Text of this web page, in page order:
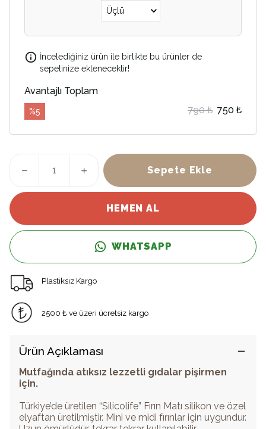
İncelediğiniz ürün ile birlikte bu ürünler de
sepetinize eklenecektir!
Avantajlı Toplam
%5 790 ₺ 750 ₺
Sepete Ekle
HEMEN AL
WHATSAPP
Plastiksiz Kargo
2500 ₺ ve üzeri ücretsiz kargo
Ürün Açıklaması
Mutfağında atıksız lezzetli gıdalar pişirmen
için.
Türkiye’de üretilen “Silicolife” Fırın Matı silikon ve özel
elyaftan üretilmiştir. Mini ve midi fırınlar için uygundur.